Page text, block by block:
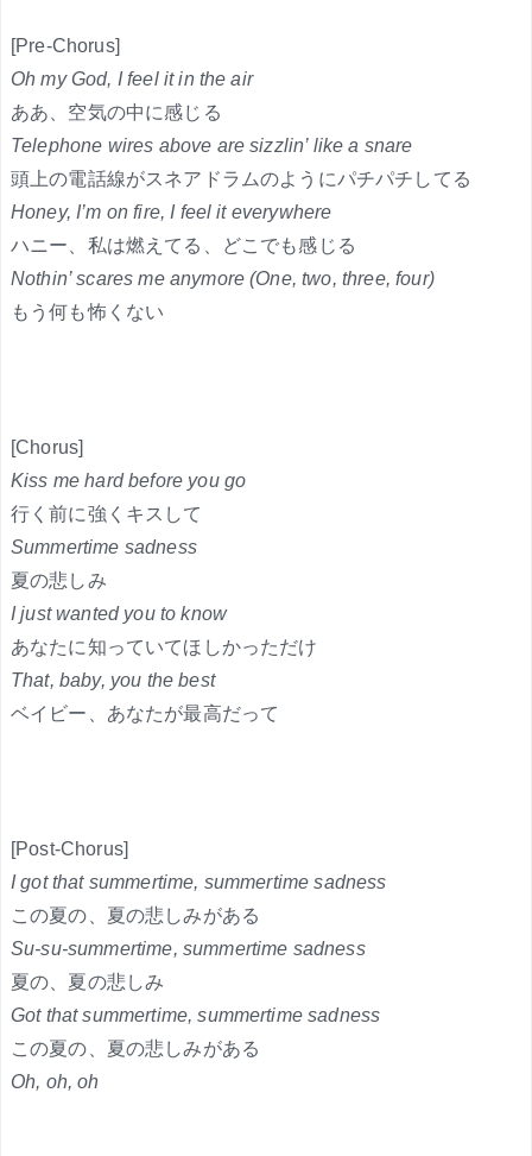
[Pre-Chorus]
Oh my God, I feel it in the air
ああ、空気の中に感じる
Telephone wires above are sizzlin’ like a snare
頭上の電話線がスネアドラムのようにパチパチしてる
Honey, I’m on fire, I feel it everywhere
ハニー、私は燃えてる、どこでも感じる
Nothin’ scares me anymore (One, two, three, four)
もう何も怖くない
[Chorus]
Kiss me hard before you go
行く前に強くキスして
Summertime sadness
夏の悲しみ
I just wanted you to know
あなたに知っていてほしかっただけ
That, baby, you the best
ベイビー、あなたが最高だって
[Post-Chorus]
I got that summertime, summertime sadness
この夏の、夏の悲しみがある
Su-su-summertime, summertime sadness
夏の、夏の悲しみ
Got that summertime, summertime sadness
この夏の、夏の悲しみがある
Oh, oh, oh